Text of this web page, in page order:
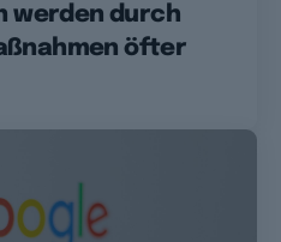
werden durch
öfter